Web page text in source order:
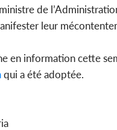
de
leur
en information cette
qui a été adoptée.